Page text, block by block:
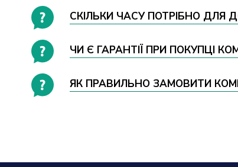
СКІЛЬКИ ЧАСУ ПОТРІБНО ДЛЯ
ЧИ Є ГАРАНТІЇ ПРИ ПОКУПЦІ
ЯК ПРАВИЛЬНО ЗАМОВИТИ